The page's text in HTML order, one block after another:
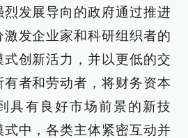
发展导向的政府通过推进
发企业家和科研组织者的
创新活力，并以更低的交
者和劳动者，将财务资本
具有良好市场前景的新技
中，各类主体紧密互动并